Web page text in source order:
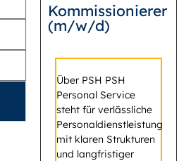
Kommissionierer
(m/w/d)
Über PSH PSH
Personal Service
steht für verlässliche
Personaldienstleistung
mit klaren Strukturen
und langfristiger